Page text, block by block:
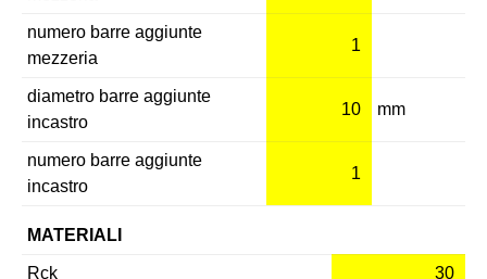
numero barre aggiunte
mezzeria
1
diametro barre aggiunte
incastro
10 mm
numero barre aggiunte
incastro
1
MATERIALI
Rck 30